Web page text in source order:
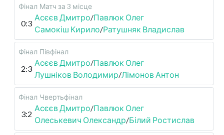
Фінал Матч за 3 місце
0:3
Асєєв Дмитро/Павлюк Олег
Самокіш Кирило/Ратушняк Владислав
Фінал Півфінал
2:3
Асєєв Дмитро/Павлюк Олег
Лушніков Володимир/Лімонов Антон
Фінал Чвертьфінал
3:2
Асєєв Дмитро/Павлюк Олег
Олеськевич Олександр/Білий Ростислав